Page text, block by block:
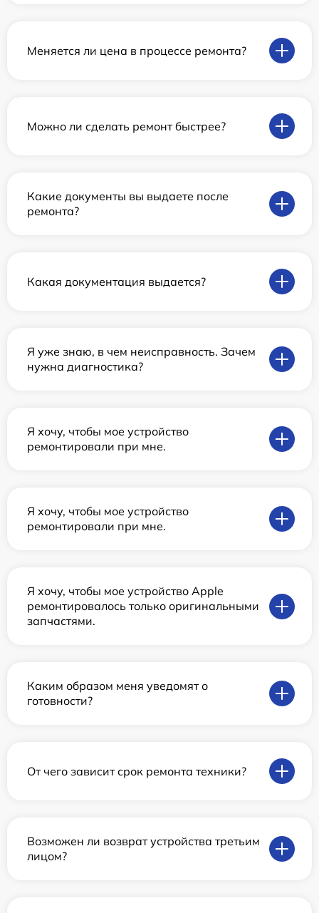
Меняется ли цена в процессе ремонта?
Можно ли сделать ремонт быстрее?
Какие документы вы выдаете после
ремонта?
Какая документация выдается?
Я уже знаю, в чем неисправность. Зачем
нужна диагностика?
Я хочу, чтобы мое устройство
ремонтировали при мне.
Я хочу, чтобы мое устройство
ремонтировали при мне.
Я хочу, чтобы мое устройство Apple
ремонтировалось только оригинальными
запчастями.
Каким образом меня уведомят о
готовности?
От чего зависит срок ремонта техники?
Возможен ли возврат устройства третьим
лицом?